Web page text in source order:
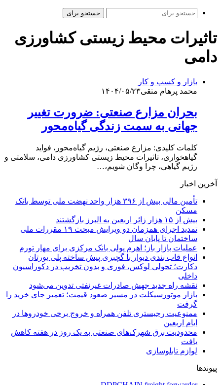
جستجو برای
تاثیرات محیط زیستی کشاورزی
دامی
بازار و کسب و کار
محمد پرهام متقی۱۴۰۴/۰۵/۲۳
بحران مزارع صنعتی: ضرورت تغییر
جهانی به سمت زندگی گیاه‌محور
کلمات کلیدی: مزارع صنعتی، رژیم گیاه‌محور، فواید
گیاهخواری، تاثیرات محیط زیستی کشاورزی دامی، سلامتی و
رژیم گیاهی، چرا وگان شویم،…
آخرین اخبار
تأمین مالی بیش از ۳۹۶ هزار واحد نهضت ملی توسط بانک
مسکن
بیش از ۱۵ هزار زائر اربعین به البرز بازگشتند
تمدید اجرای همزمان دو ویرایش مبحث ۱۹ مقررات ملی
ساختمان تا پایان سال
عملیات بازار باز؛ اهرم پولی بانک مرکزی برای مهار تورم
انواع قاب بندی دیوار با گچبری پیش ساخته پلی یورتان
دکارت؛ تحولی لوکس، فوری و بدون تخریب در دکوراسیون
داخلی
نقشه راه جدید جهش صادرات غیرنفتی تدوین می‌شود
بازار موتورسیکلت در مسیر صعود قیمت؛ تعمیر جای خرید را
گرفت
ممنوعیت رجیستری تلفن همراه و خروج برخی خودروها در
ایام اربعین
محدودیت برق شهرک‌های صنعتی به یک روز در هفته کاهش
یافت
لوازم تابلوسازی
پیوندها